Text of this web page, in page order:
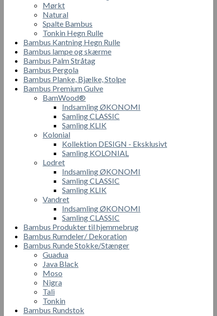
Mørkt
Natural
Spalte Bambus
Tonkin Hegn Rulle
Bambus Kantning Hegn Rulle
Bambus lampe og skærme
Bambus Palm Stråtag
Bambus Pergola
Bambus Planke, Bjælke, Stolpe
Bambus Premium Gulve
BamWood®
Indsamling ØKONOMI
Samling CLASSIC
Samling KLIK
Kolonial
Kollektion DESIGN - Eksklusivt
Samling KOLONIAL
Lodret
Indsamling ØKONOMI
Samling CLASSIC
Samling KLIK
Vandret
Indsamling ØKONOMI
Samling CLASSIC
Bambus Produkter til hjemmebrug
Bambus Rumdeler/ Dekoration
Bambus Runde Stokke/Stænger
Guadua
Java Black
Moso
Nigra
Tali
Tonkin
Bambus Rundstok